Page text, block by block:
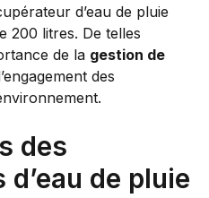
d’eau de pluie
200 litres. De telles
de la gestion de
des
des
de pluie